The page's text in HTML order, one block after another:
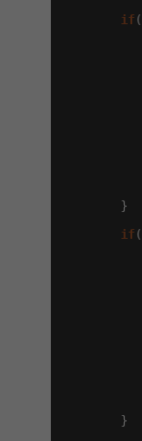
if
        }
if
        }